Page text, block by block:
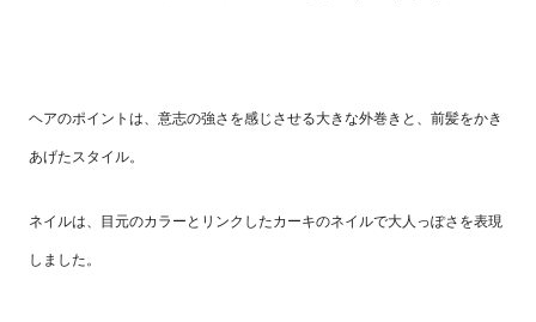
ヘアのポイントは、意志の強さを感じさせる大きな外巻きと、前髪をかき
あげたスタイル。
ネイルは、目元のカラーとリンクしたカーキのネイルで大人っぽさを表現
しました。